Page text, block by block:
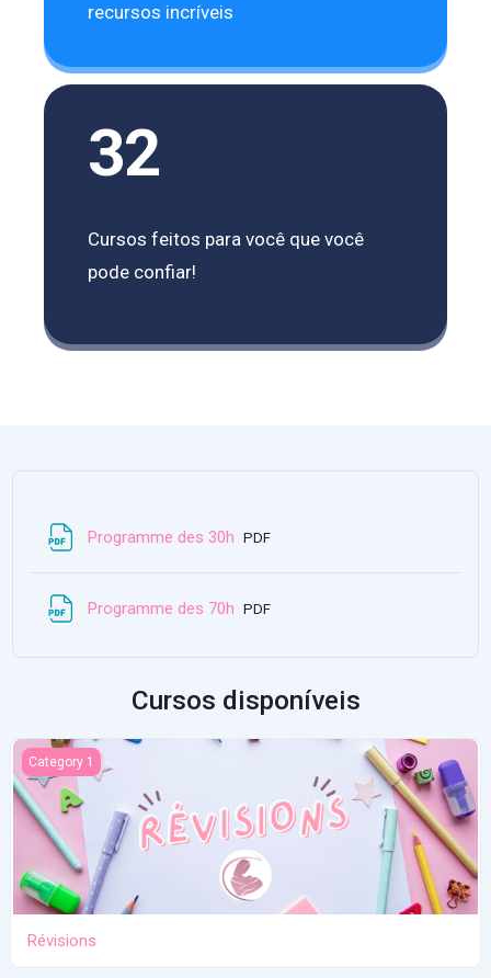
recursos incríveis
32
Cursos feitos para você que você
pode confiar!
Programme des 30h Arquivo
PDF
Programme des 70h Arquivo
PDF
Cursos disponíveis
Révisions
Category 1
Révisions